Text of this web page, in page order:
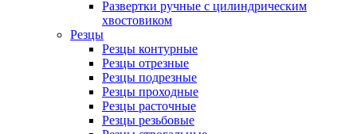
Развертки ручные с цилиндрическим
хвостовиком
Резцы
Резцы контурные
Резцы отрезные
Резцы подрезные
Резцы проходные
Резцы расточные
Резцы резьбовые